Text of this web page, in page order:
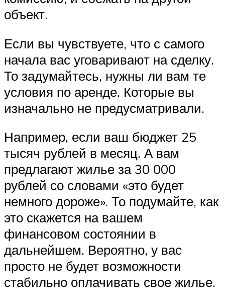
объект.
Если вы чувствуете, что с самого
начала вас уговаривают на сделку.
То задумайтесь, нужны ли вам те
условия по аренде. Которые вы
изначально не предусматривали.
Например, если ваш бюджет 25
тысяч рублей в месяц. А вам
предлагают жилье за 30 000
рублей со словами «это будет
немного дороже». То подумайте, как
это скажется на вашем
финансовом состоянии в
дальнейшем. Вероятно, у вас
просто не будет возможности
стабильно оплачивать свое жилье.